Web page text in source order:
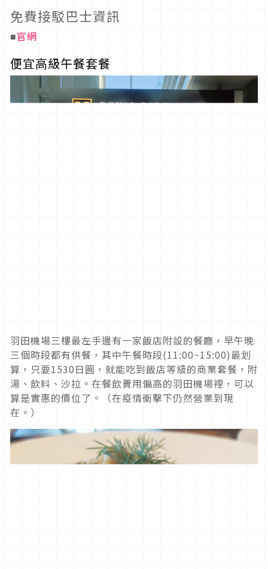
免費接駁巴士資訊
■官網
便宜高級午餐套餐
羽田機場三樓最左手邊有一家飯店附設的餐廳，早午晚
三個時段都有供餐，其中午餐時段(11:00~15:00)最划
算，只要1530日圓，就能吃到飯店等級的商業套餐，附
湯、飲料、沙拉。在餐飲費用偏高的羽田機場裡，可以
算是實惠的價位了。（在疫情衝擊下仍然營業到現
在。）